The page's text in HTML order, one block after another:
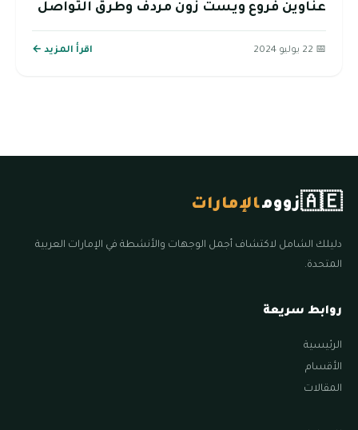
عناوين فروع ويست زون مردف وطرق التواصل
📅 22 يوليو 2024 اقرأ المزيد ←
🇦🇪زوومالإمارات
دليلك الشامل لاكتشاف أجمل الوجهات والأنشطة في الإمارات العربية
المتحدة.
روابط سريعة
الرئيسية
الأقسام
المقالات